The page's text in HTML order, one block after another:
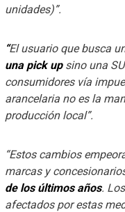
unidades)”.
“El usuario que busca
una pick upsino una
consumidores vía
arancelaria no es la
producción local”.
“Estos cambios
marcas y
de los últimos años.
afectados por estas